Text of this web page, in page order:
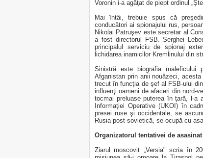
Voronin i-a agăţat de piept ordinul
Mai întâi, trebuie spus că
conducători ai spionajului rus,
Nikolai Patruşev este secretar al
a fost directorul FSB. Serghei
principalul serviciu de spionaj
lichidarea inamicilor Kremlinului din
Sinistră este biografia maleficului
Afganistan prin anii nouăzeci,
trecut în funcţia de şef al FSB-ului
influenţi oameni de afaceri din nord-
tocmai preluase puterea în ţară, l-a
Informaţiei Operative (UKOI) în
presei ruse şi occidentale, se
Rusia post-sovietică, se ocupă cu
Organizatorul tentativei de
Ziarul moscovit „Versia" scria în